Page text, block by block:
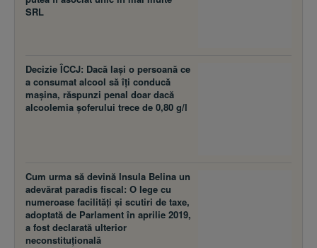
SRL
Decizie ÎCCJ: Dacă laşi o persoană ce
a consumat alcool să îţi conducă
maşina, răspunzi penal doar dacă
alcoolemia şoferului trece de 0,80 g/l
Cum urma să devină Insula Belina un
adevărat paradis fiscal: O lege cu
numeroase facilităţi şi scutiri de taxe,
adoptată de Parlament în aprilie 2019,
a fost declarată ulterior
neconstituţională